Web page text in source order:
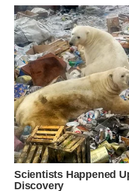
WN
TAPANULI
SELATAN
WN
TANJUNG
LESUNG
WN
KARO
WN
SIMALUNGUN